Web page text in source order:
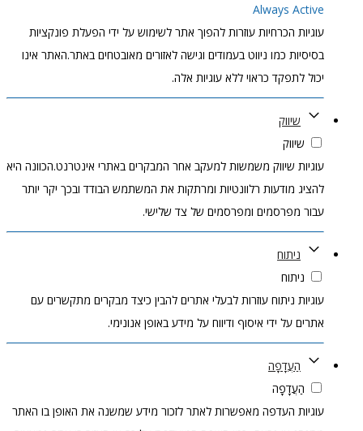
Always Active
עוגיות הכרחיות עוזרות להפוך אתר לשימוש על ידי הפעלת פונקציות
בסיסיות כמו ניווט בעמודים וגישה לאזורים מאובטחים באתר.האתר אינו
יכול לתפקד כראוי ללא עוגיות אלה.
שיווק
שיווק
עוגיות שיווק משמשות למעקב אחר המבקרים באתרי אינטרנט.הכוונה היא
להציג מודעות רלוונטיות ומרתקות את המשתמש הבודד ובכך יקר יותר
עבור מפרסמים ומפרסמים של צד שלישי.
ניתוח
ניתוח
עוגיות ניתוח עוזרות לבעלי אתרים להבין כיצד מבקרים מתקשרים עם
אתרים על ידי איסוף ודיווח על מידע באופן אנונימי.
הַעֲדָפָה
הַעֲדָפָה
עוגיות העדפה מאפשרות לאתר לזכור מידע שמשנה את האופן בו האתר